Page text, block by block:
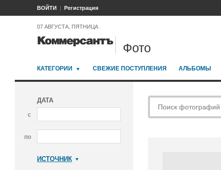
ВОЙТИ Регистрация
07 АВГУСТА, ПЯТНИЦА
Фото
КАТЕГОРИИ СВЕЖИЕ ПОСТУПЛЕНИЯ АЛЬБОМЫ
ДАТА
с
по
ИСТОЧНИК